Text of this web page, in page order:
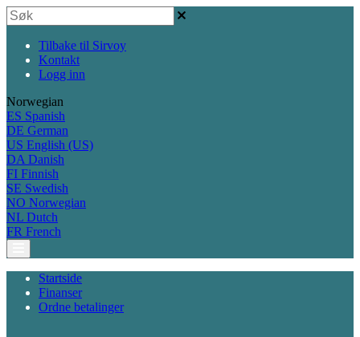
Tilbake til Sirvoy
Kontakt
Logg inn
Norwegian
ES Spanish
DE German
US English (US)
DA Danish
FI Finnish
SE Swedish
NO Norwegian
NL Dutch
FR French
Startside
Finanser
Ordne betalinger